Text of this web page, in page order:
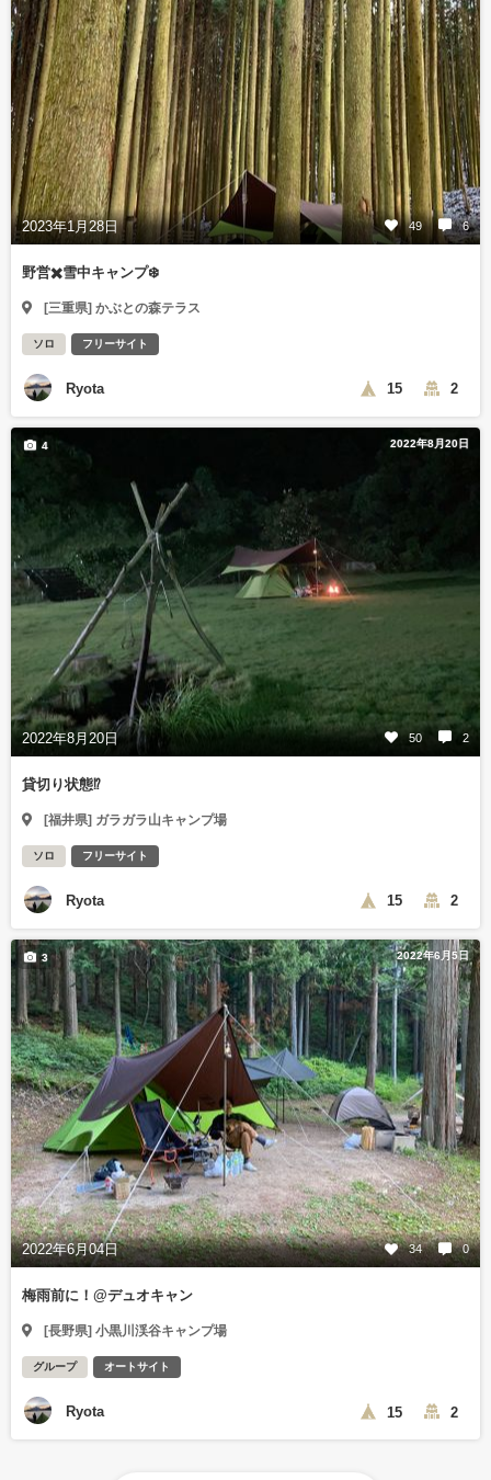
2023年1月28日 49 6
野営✖️雪中キャンプ❄️
[三重県] かぶとの森テラス
ソロ フリーサイト
Ryota 15 2
2022年8月20日
2022年8月20日 50 2
4
貸切り状態⁉︎
[福井県] ガラガラ山キャンプ場
ソロ フリーサイト
Ryota 15 2
2022年6月5日
2022年6月04日 34 0
3
梅雨前に！@デュオキャン
[長野県] 小黒川渓谷キャンプ場
グループ オートサイト
Ryota 15 2